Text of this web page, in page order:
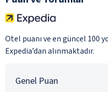
Otel puanı ve en güncel 100
Expedia’dan alınmaktadır.
Genel Puan